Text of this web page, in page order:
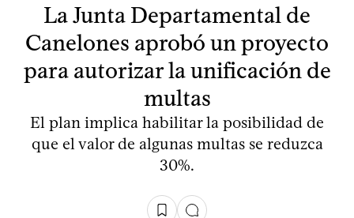
La Junta Departamental de
Canelones aprobó un proyecto
para autorizar la unificación de
multas
El plan implica habilitar la posibilidad de
que el valor de algunas multas se reduzca
30%.